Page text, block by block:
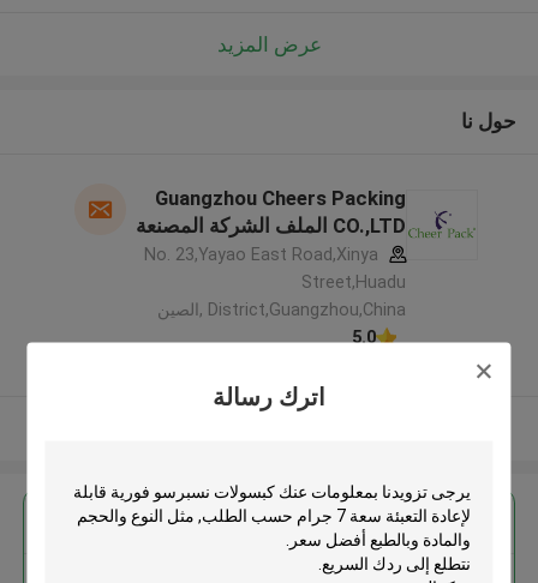
اترك رسالة
عرض المزيد
حول نا
Guangzhou Cheers Packing
CO.,LTD الملف الشركة المصنعة
No. 23,Yayao East Road,Xinya
Street,Huadu
District,Guangzhou,China ,الصين
5.0
احصل على افضل سعر ل